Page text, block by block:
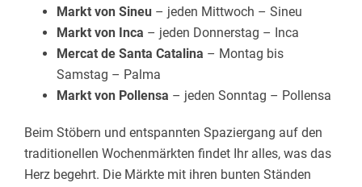
Markt von Sineu – jeden Mittwoch – Sineu
Markt von Inca – jeden Donnerstag – Inca
Mercat de Santa Catalina – Montag bis
Samstag – Palma
Markt von Pollensa – jeden Sonntag – Pollensa
Beim Stöbern und entspannten Spaziergang auf den
traditionellen Wochenmärkten findet Ihr alles, was das
Herz begehrt. Die Märkte mit ihren bunten Ständen